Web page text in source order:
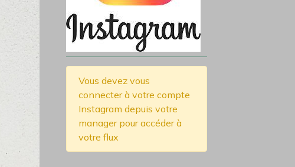
Vous devez vous
connecter à votre compte
Instagram depuis votre
manager pour accéder à
votre flux